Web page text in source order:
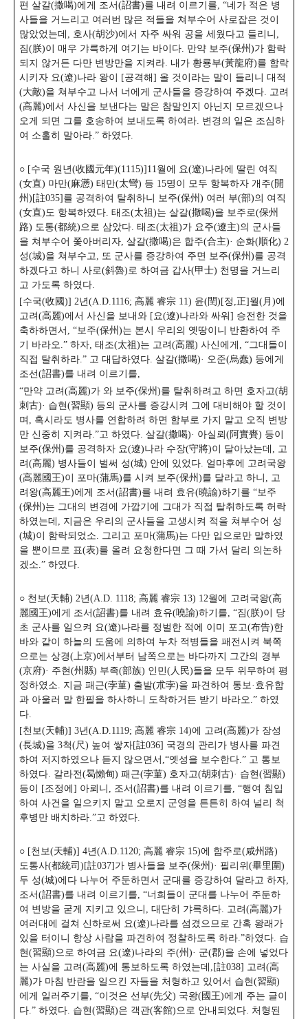
편 살갈(撒喝)에게 조서(詔書)를 내려 이르기를, “네가 적은 병
사들을 거느리고 여러번 많은 적들을 쳐부수어 사로잡은 것이
많았었는데, 호사(胡沙)에서 자주 싸워 공을 세웠다고 들리니,
짐(朕)이 매우 갸륵하게 여기는 바이다. 만약 보주(保州)가 함락
되지 않거든 다만 변방만을 지켜라. 내가 황룡부(黃龍府)를 함락
시키자 요(遼)나라 왕이 [공격해] 올 것이라는 말이 들리니 대적
(大敵)을 쳐부수고 나서 너에게 군사들을 증강하여 주겠다. 고려
(高麗)에서 사신을 보낸다는 말은 참말인지 아닌지 모르겠으나
오게 되면 그를 호송하여 보내도록 하여라. 변경의 일은 조심하
여 소홀히 말아라.” 하였다.
○ [수국 원년(收國元年)(1115)]11월에 요(遼)나라에 딸린 여직
(女直) 마만(麻懣) 태만(太彎) 등 15명이 모두 항복하자 개주(開
州)[註035]를 공격하여 탈취하니 보주(保州) 여러 부(部)의 여직
(女直)도 항복하였다. 태조(太祖)는 살갈(撒喝)을 보주로(保州
路) 도통(都統)으로 삼았다. 태조(太祖)가 요주(遼主)의 군사들
을 쳐부수어 쫓아버리자, 살갈(撒喝)은 합주(合主)· 순화(順化) 2
성(城)을 쳐부수고, 또 군사를 증강하여 주면 보주(保州)를 공격
하겠다고 하니 사로(斜魯)로 하여금 갑사(甲士) 천명을 거느리
고 가도록 하였다.
[수국(收國)] 2년(A.D.1116; 高麗 睿宗 11) 윤(閏)[정,正]월(月)에
고려(高麗)에서 사신을 보내와 [요(遼)나라와 싸워] 승전한 것을
축하하면서, “보주(保州)는 본시 우리의 옛땅이니 반환하여 주
기 바라오.” 하자, 태조(太祖)는 고려(高麗) 사신에게, “그대들이
직접 탈취하라.” 고 대답하였다. 살갈(撒喝)· 오준(烏蠢) 등에게
조선(詔書)를 내려 이르기를,
“만약 고려(高麗)가 와 보주(保州)를 탈취하려고 하면 호자고(胡
刺古)· 습현(習顯) 등의 군사를 증강시켜 그에 대비해야 할 것이
며, 혹시라도 병사를 연합하려 하면 함부로 가지 말고 오직 변방
만 신중히 지켜라.”고 하였다. 살갈(撒喝)· 아실뢰(阿實賚) 등이
보주(保州)를 공격하자 요(遼)나라 수장(守將)이 달아났는데, 고
려(高麗) 병사들이 벌써 성(城) 안에 있었다. 얼마후에 고려국왕
(高麗國王)이 포마(蒲馬)를 시켜 보주(保州)를 달라고 하니, 고
려왕(高麗王)에게 조서(詔書)를 내려 효유(曉諭)하기를 “보주
(保州)는 그대의 변경에 가깝기에 그대가 직접 탈취하도록 허락
하였는데, 지금은 우리의 군사들을 고생시켜 적을 쳐부수어 성
(城)이 함락되었소. 그리고 포마(蒲馬)는 다만 입으로만 말하였
을 뿐이므로 표(表)를 올려 요청한다면 그 때 가서 달리 의논하
겠소.” 하였다.
○ 천보(天輔) 2년(A.D. 1118; 高麗 睿宗 13) 12월에 고려국왕(高
麗國王)에게 조서(詔書)를 내려 효유(嘵諭)하기를, “짐(朕)이 당
초 군사를 일으켜 요(遼)나라를 정벌한 적에 이미 포고(布告)한
바와 같이 하늘의 도움에 의하여 누차 적병들을 패전시켜 북쪽
으로는 상경(上京)에서부터 남쪽으로는 바다까지 그간의 경부
(京府)· 주현(州縣) 부족(部族) 인민(人民)들을 모두 위무하여 평
정하였소. 지금 패근(孛菫) 출발(朮孛)을 파견하여 통보·효유함
과 아울러 말 한필을 하사하니 도착하거든 받기 바라오.” 하였
다.
[천보(天輔)] 3년(A.D.1119; 高麗 睿宗 14)에 고려(高麗)가 장성
(長城)을 3척(尺) 높여 쌓자[註036] 국경의 관리가 병사를 파견
하여 저지하였으나 듣지 않으면서,“옛성을 보수한다.” 고 통보
하였다. 갈라전(曷懶甸) 패근(孛菫) 호자고(胡刺古)· 습현(習顯)
등이 [조정에] 아뢰니, 조서(詔書)를 내려 이르기를, “행여 침입
하여 사건을 일으키지 말고 오로지 군영을 튼튼히 하여 널리 척
후병만 배치하라.”고 하였다.
○ [천보(天輔)] 4년(A.D.1120; 高麗 睿宗 15)에 함주로(咸州路)
도통사(都統司)[註037]가 병사들을 보주(保州)· 필리위(畢里圍)
두 성(城)에다 나누어 주둔하면서 군대를 증강하여 달라고 하자,
조서(詔書)를 내려 이르기를, “너희들이 군대를 나누어 주둔하
여 변방을 굳게 지키고 있으니, 대단히 갸륵하다. 고려(高麗)가
여러대에 걸쳐 신하로써 요(遼)나라를 섬겼으므로 간혹 왕래가
있을 터이니 항상 사람을 파견하여 정찰하도록 하라.”하였다. 습
현(習顯)으로 하여금 요(遼)나라의 주(州)· 군(郡)을 손에 넣었다
는 사실을 고려(高麗)에 통보하도록 하였는데,[註038] 고려(高
麗)가 마침 반란을 일으킨 자들을 처형하고 있어서 습현(習顯)
에게 일러주기를, “이것은 선부(先父) 국왕(國王)에게 주는 글이
다.” 하였다. 습현(習顯)은 객관(客館)으로 안내되었다. 처형된